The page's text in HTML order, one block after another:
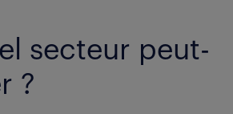
secteur peut-
?